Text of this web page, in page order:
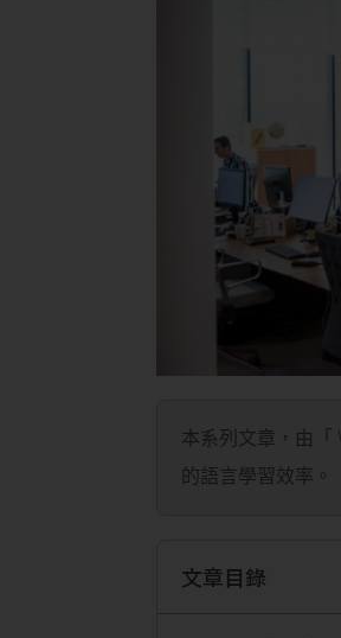
本系列文章，由「
的語言學習效率。
文章目錄